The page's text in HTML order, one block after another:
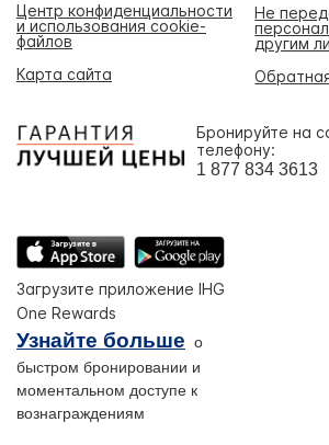
Центр конфиденциальности
и использования cookie-
файлов
Не
другим
Карта сайта
Бронируйте на
телефону:
1 877 834 3613
Загрузите приложение IHG
One Rewards
Узнайте больше о
быстром бронировании и
моментальном доступе к
вознаграждениям